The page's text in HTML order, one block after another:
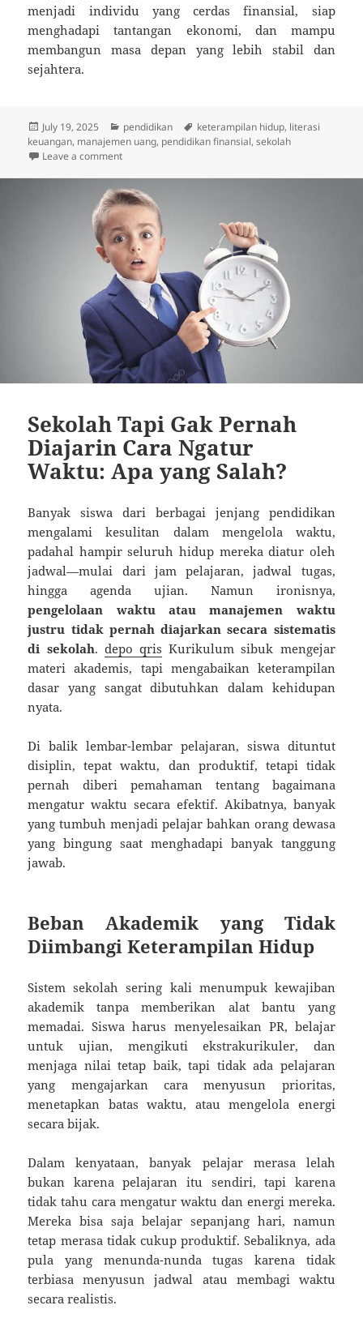
menjadi individu yang cerdas finansial, siap
menghadapi tantangan ekonomi, dan mampu
membangun masa depan yang lebih stabil dan
sejahtera.
Posted
on
July 19, 2025 Categories
pendidikan Tags
keterampilan hidup, literasi
keuangan, manajemen uang, pendidikan finansial,sekolah
Leave a commenton Sekolah Nggak Ajarin Cara Ngatur Uang, Padahal
Sekolah Tapi Gak Pernah
Diajarin Cara Ngatur
Waktu: Apa yang Salah?
Banyak siswa dari berbagai jenjang pendidikan
mengalami kesulitan dalam mengelola waktu,
padahal hampir seluruh hidup mereka diatur oleh
jadwal—mulai dari jam pelajaran, jadwal tugas,
hingga agenda ujian. Namun ironisnya,
pengelolaan waktu atau manajemen waktu
justru tidak pernah diajarkan secara sistematis
di sekolah. depo qris Kurikulum sibuk mengejar
materi akademis, tapi mengabaikan keterampilan
dasar yang sangat dibutuhkan dalam kehidupan
nyata.
Di balik lembar-lembar pelajaran, siswa dituntut
disiplin, tepat waktu, dan produktif, tetapi tidak
pernah diberi pemahaman tentang bagaimana
mengatur waktu secara efektif. Akibatnya, banyak
yang tumbuh menjadi pelajar bahkan orang dewasa
yang bingung saat menghadapi banyak tanggung
jawab.
Beban Akademik yang Tidak
Diimbangi Keterampilan Hidup
Sistem sekolah sering kali menumpuk kewajiban
akademik tanpa memberikan alat bantu yang
memadai. Siswa harus menyelesaikan PR, belajar
untuk ujian, mengikuti ekstrakurikuler, dan
menjaga nilai tetap baik, tapi tidak ada pelajaran
yang mengajarkan cara menyusun prioritas,
menetapkan batas waktu, atau mengelola energi
secara bijak.
Dalam kenyataan, banyak pelajar merasa lelah
bukan karena pelajaran itu sendiri, tapi karena
tidak tahu cara mengatur waktu dan energi mereka.
Mereka bisa saja belajar sepanjang hari, namun
tetap merasa tidak cukup produktif. Sebaliknya, ada
pula yang menunda-nunda tugas karena tidak
terbiasa menyusun jadwal atau membagi waktu
secara realistis.